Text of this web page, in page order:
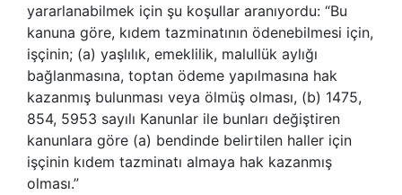
yararlanabilmek için şu koşullar aranıyordu: “Bu
kanuna göre, kıdem tazminatının ödenebilmesi için,
işçinin; (a) yaşlılık, emeklilik, malullük aylığı
bağlanmasına, toptan ödeme yapılmasına hak
kazanmış bulunması veya ölmüş olması, (b) 1475,
854, 5953 sayılı Kanunlar ile bunları değiştiren
kanunlara göre (a) bendinde belirtilen haller için
işçinin kıdem tazminatı almaya hak kazanmış
olması.”